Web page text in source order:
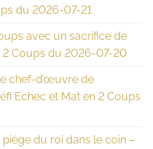
du 2026-07-21
avec un sacrifice de
2 Coups du 2026-07-20
chef-d’œuvre de
Echec et Mat en 2 Coups
du roi dans le coin –